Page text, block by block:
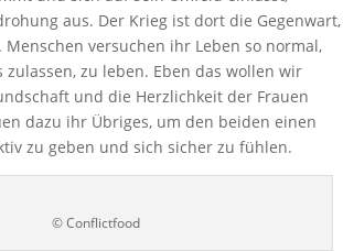
aus. Der Krieg ist dort die Gegenwart,
versuchen ihr Leben so normal,
zulassen, zu leben. Eben das wollen wir
und die Herzlichkeit der Frauen
dazu ihr Übriges, um den beiden einen
zu geben und sich sicher zu fühlen.
© Conflictfood